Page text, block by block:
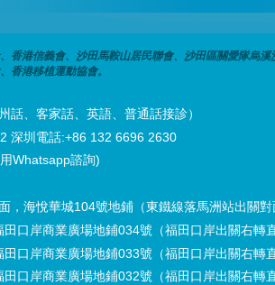
香港信義會、沙田馬鞍山居民聯會、沙田區關愛隊烏
香港移植運動協會。
話、客家話、英語、普通話接診）
深圳電話:+86 132 6696 2630
Whatsapp諮詢)
，海悅華城104號地鋪（東鐵線落馬洲站出關對
口岸商業廣場地鋪034號（福田口岸出關右轉
口岸商業廣場地鋪033號（福田口岸出關右轉
口岸商業廣場地鋪032號（福田口岸出關右轉